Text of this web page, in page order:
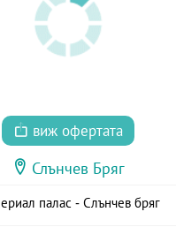
виж офертата
Слънчев Бряг
палас - Слънчев бряг